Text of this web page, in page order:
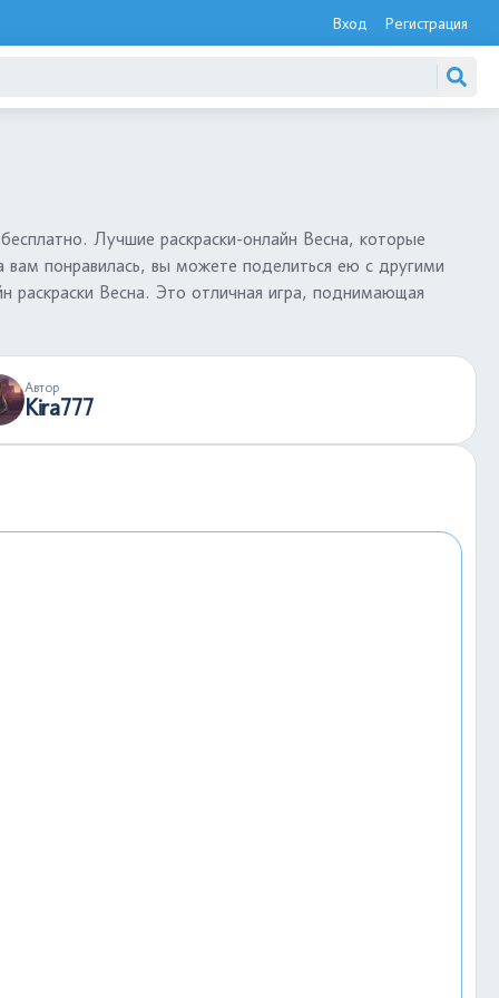
Вход Регистрация
Лучшие раскраски-онлайн Весна, которые
вам понравилась, вы можете поделиться ею с другими
раскраски Весна. Это отличная игра, поднимающая
Автор
Kira777